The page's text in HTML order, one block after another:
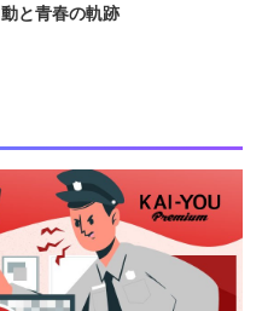
動と青春の軌跡